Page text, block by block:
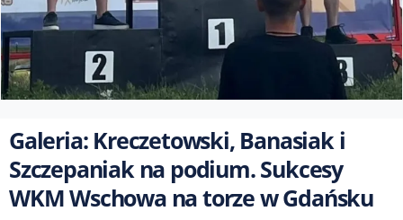
Galeria: Kreczetowski, Banasiak i
Szczepaniak na podium. Sukcesy
WKM Wschowa na torze w Gdańsku